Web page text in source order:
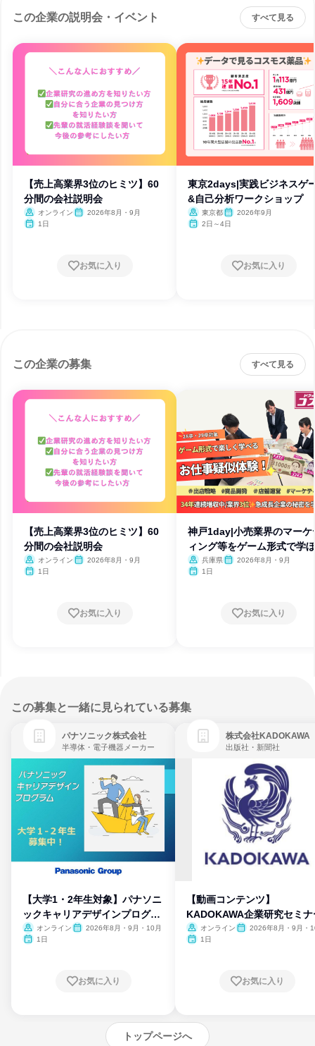
この企業の説明会・イベント すべて見る
【売上高業界3位のヒミツ】60
分間の会社説明会
オンライン
2026年8月・9月
1日
お気に入り
東京2days|実践ビジネスゲ
&自己分析ワークショップ
東京都
2026年9月
2日～4日
お気に入り
この企業の募集 すべて見る
【売上高業界3位のヒミツ】60
分間の会社説明会
オンライン
2026年8月・9月
1日
お気に入り
神戸1day|小売業界のマーケ
ィング等をゲーム形式で学
兵庫県
2026年8月・9月
1日
お気に入り
この募集と一緒に見られている募集
パナソニック株式会社
半導体・電子機器メーカー
【大学1・2年生対象】パナソニ
ックキャリアデザインプログラ
ム
オンライン
2026年8月・9月・10月
1日
お気に入り
株式会社KADOKAWA
出版社・新聞社
【動画コンテンツ】
KADOKAWA企業研究セミナ
オンライン
2026年8月・9月・
1日
お気に入り
トップページへ